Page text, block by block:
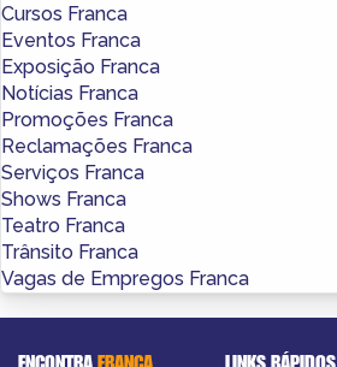
Cursos Franca
Eventos Franca
Exposição Franca
Notícias Franca
Promoções Franca
Reclamações Franca
Serviços Franca
Shows Franca
Teatro Franca
Trânsito Franca
Vagas de Empregos Franca